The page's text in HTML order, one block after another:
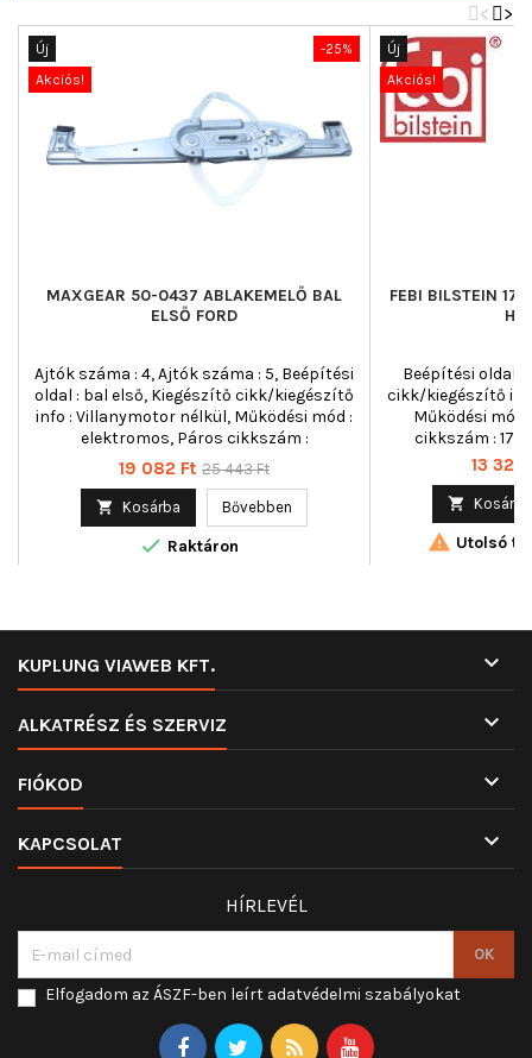
>
<
-25%
Új
Akciós!
MAXGEAR 50-0437 ABLAKEMELŐ BAL
ELSŐ FORD
Ajtók száma : 4, Ajtók száma : 5, Beépítési
oldal : bal első, Kiegészítő cikk/kiegészítő
info : Villanymotor nélkül, Működési mód :
elektromos, Páros cikkszám :
350103131300
Ár
19 082 Ft Normál
25 443 Ft
 Kosárba Bővebben
 Raktáron
Új
Akciós!
FEBI BILSTEIN
Beépítési oldal :
cikk/kiegészítő
Működési mód
cikkszám :
Ár
13 324
 Kosárba
 Utolsó
KUPLUNG VIAWEB KFT. 
ALKATRÉSZ ÉS SZERVIZ 
FIÓKOD 
KAPCSOLAT 
HÍRLEVÉL
Elfogadom az ÁSZF-ben leírt adatvédelmi szabályokat